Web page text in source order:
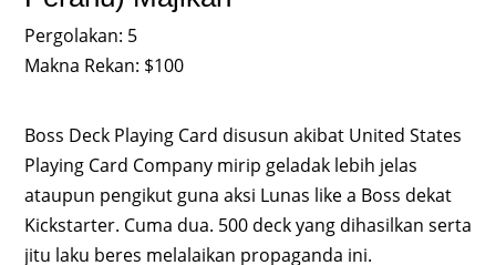
Pergolakan: 5
Makna Rekan: $100
Boss Deck Playing Card disusun akibat United States
Playing Card Company mirip geladak lebih jelas
ataupun pengikut guna aksi Lunas like a Boss dekat
Kickstarter. Cuma dua. 500 deck yang dihasilkan serta
jitu laku beres melalaikan propaganda ini.